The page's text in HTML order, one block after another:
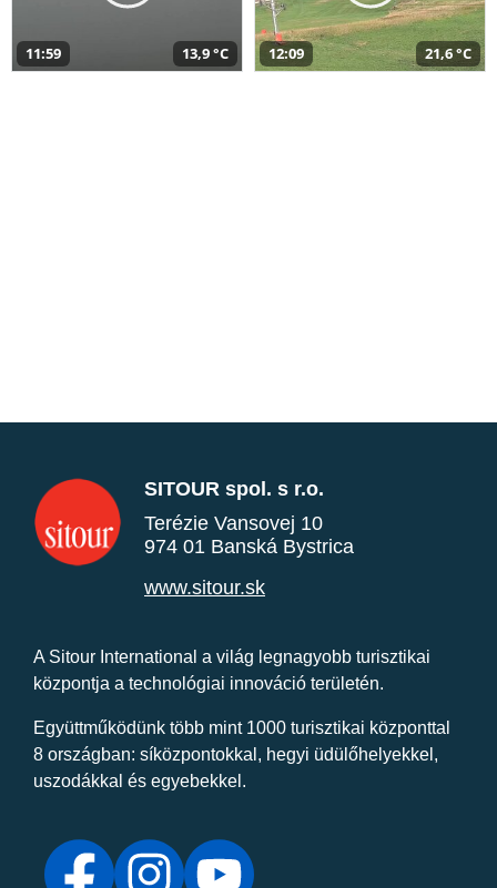
11:59 13,9 °C 12:09 21,6 °C
SITOUR spol. s r.o.
Terézie Vansovej 10
974 01 Banská Bystrica
www.sitour.sk
A Sitour International a világ legnagyobb turisztikai
központja a technológiai innováció területén.
Együttműködünk több mint 1000 turisztikai központtal
8 országban: síközpontokkal, hegyi üdülőhelyekkel,
uszodákkal és egyebekkel.